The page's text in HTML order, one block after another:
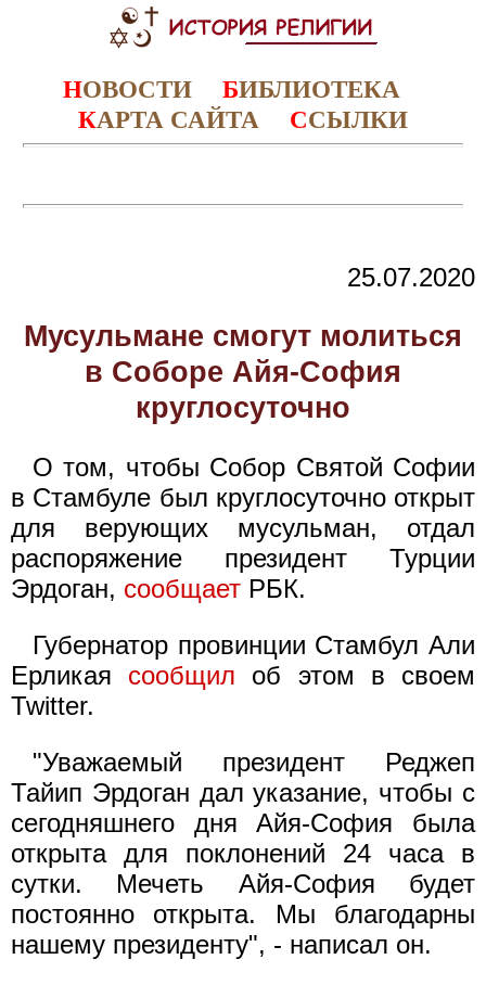
НОВОСТИ БИБЛИОТЕКА
КАРТА САЙТА ССЫЛКИ
25.07.2020
Мусульмане смогут молиться
в Соборе Айя-София
круглосуточно
О том, чтобы Собор Святой Софии
в Стамбуле был круглосуточно открыт
для верующих мусульман, отдал
распоряжение президент Турции
Эрдоган, сообщает РБК.
Губернатор провинции Стамбул Али
Ерликая сообщил об этом в своем
Twitter.
"Уважаемый президент Реджеп
Тайип Эрдоган дал указание, чтобы с
сегодняшнего дня Айя-София была
открыта для поклонений 24 часа в
сутки. Мечеть Айя-София будет
постоянно открыта. Мы благодарны
нашему президенту", - написал он.